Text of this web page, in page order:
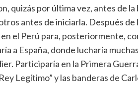
quizás por última vez, antes de la
antes de iniciarla. Después
el Perú para, posteriormente,
a España, donde lucharía
Participaría en la Primera
Legítimo” y las banderas de